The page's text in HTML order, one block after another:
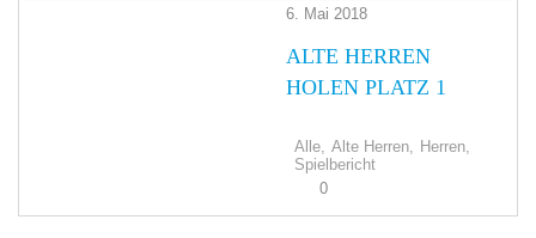
6. Mai 2018
ALTE HERREN
HOLEN PLATZ 1
Alle, Alte Herren, Herren,
Spielbericht
0